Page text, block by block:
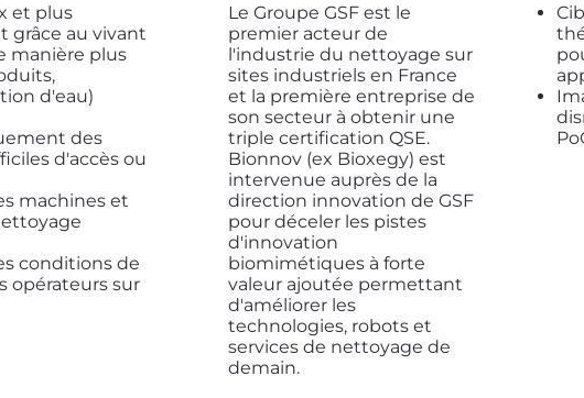
Le Groupe GSF est le
premier acteur de
l'industrie du nettoyage sur
sites industriels en France
et la première entreprise de
son secteur à obtenir une
triple certification QSE.
Bionnov (ex Bioxegy) est
intervenue auprès de la
direction innovation de GSF
pour déceler les pistes
d'innovation
biomimétiques à forte
valeur ajoutée permettant
d'améliorer les
technologies, robots et
services de nettoyage de
demain.
et plus
grâce au vivant
manière plus
d'eau)
des
d'accès ou
machines et
conditions de
opérateurs sur